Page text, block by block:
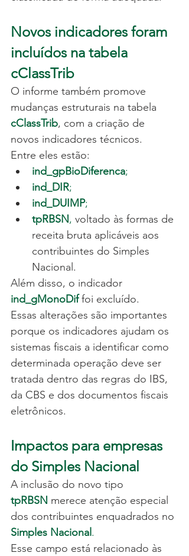
Novos indicadores foram
incluídos na tabela
cClassTrib
O informe também promove
mudanças estruturais na tabela
cClassTrib, com a criação de
novos indicadores técnicos.
Entre eles estão:
ind_gpBioDiferenca;
ind_DIR;
ind_DUIMP;
tpRBSN, voltado às formas de
receita bruta aplicáveis aos
contribuintes do Simples
Nacional.
Além disso, o indicador
ind_gMonoDif foi excluído.
Essas alterações são importantes
porque os indicadores ajudam os
sistemas fiscais a identificar como
determinada operação deve ser
tratada dentro das regras do IBS,
da CBS e dos documentos fiscais
eletrônicos.
Impactos para empresas
do Simples Nacional
A inclusão do novo tipo
tpRBSN merece atenção especial
dos contribuintes enquadrados no
Simples Nacional .
Esse campo está relacionado às